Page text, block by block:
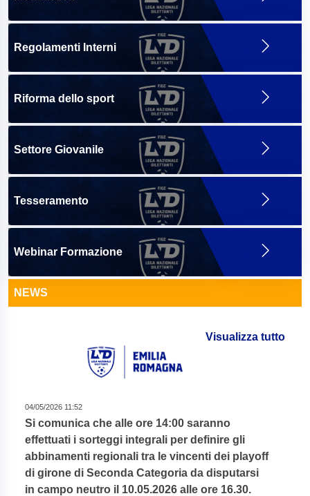
Regolamenti Interni
Riforma dello sport
Settore Giovanile
Tesseramento
Webinar Formazione
NEWS
Visualizza tutto
04/05/2026 11:52
Si comunica che alle ore 14:00 saranno
effettuati i sorteggi integrali per definire gli
abbinamenti regionali tra le vincenti dei playoff
di girone di Seconda Categoria da disputarsi
in campo neutro il 10.05.2026 alle ore 16.30.